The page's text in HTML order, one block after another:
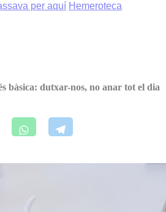
per aquí Hemeroteca
bàsica: dutxar-nos, no anar tot el dia